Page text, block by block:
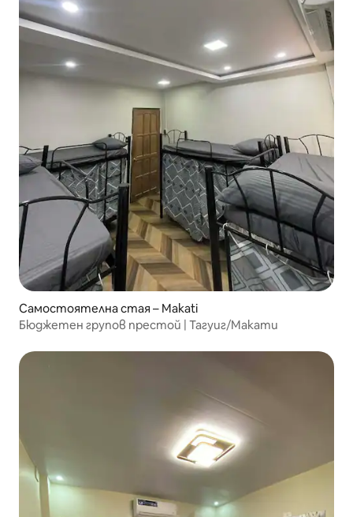
Самостоятелна стая – Makati
Бюджетен групов престой | Тагуиг/Макати